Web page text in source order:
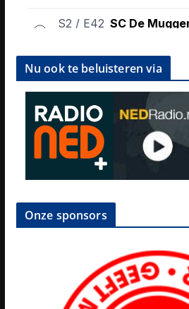
Nu ook te beluisteren via
Onze sponsors